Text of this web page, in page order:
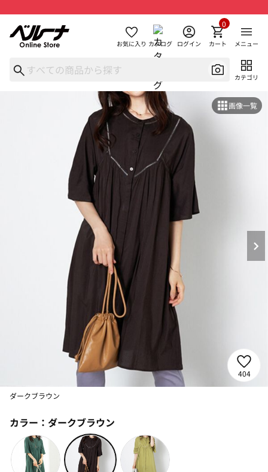
お気に入り カタログ ログイン カート
0
メニュー
カテゴリ
画像一覧
404
ダークブラウン
カラー： ダークブラウン